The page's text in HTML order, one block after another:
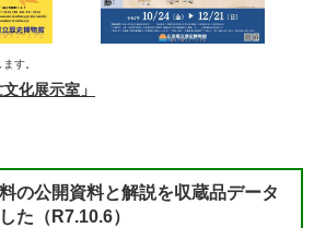
す。
化展示室」
の公開資料と解説を収蔵品データ
た（R7.10.6）